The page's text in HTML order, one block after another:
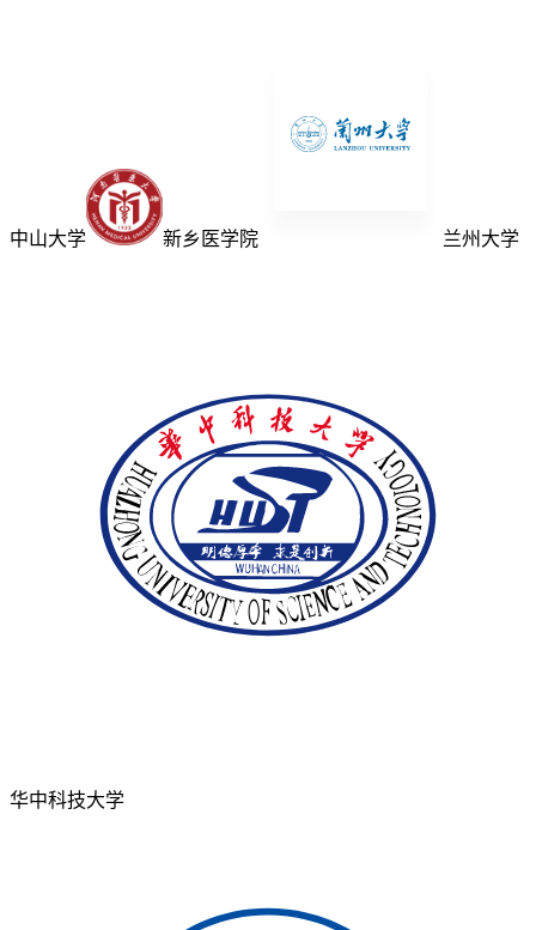
中山大学 新乡医学院 兰州大学
华中科技大学